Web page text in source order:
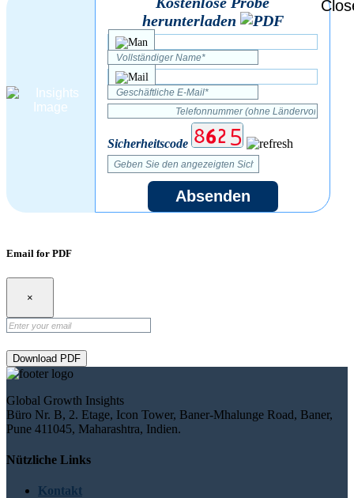
herunterladen
Sicherheitscode
Absenden
Email for PDF
×
Download PDF
Global Growth Insights
Büro Nr. B, 2. Etage, Icon Tower, Baner-Mhalunge Road, Baner,
Pune 411045, Maharashtra, Indien.
Nützliche Links
Kontakt